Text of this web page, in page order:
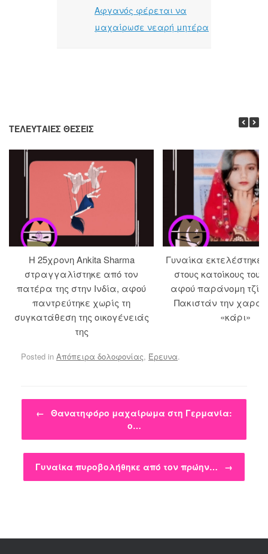
Αφγανός φέρεται να
μαχαίρωσε νεαρή μητέρα
ΤΕΛΕΥΤΑΊΕΣ ΘΈΣΕΙΣ
Η 25χρονη Ankita Sharma
στραγγαλίστηκε από τον
πατέρα της στην Ινδία, αφού
παντρεύτηκε χωρίς τη
συγκατάθεση της οικογένειάς
της
Γυναίκα εκτελέστηκε
στους κατοίκους του
αφού παράνομη
Πακιστάν την
«κάρι»
Posted in Απόπειρα δολοφονίας, Έρευνα.
Post navigation
← Θανατηφόρο μαχαίρωμα στη Γερμανία:
ο…
Γυναίκα πυροβολήθηκε από τον πρώην… →